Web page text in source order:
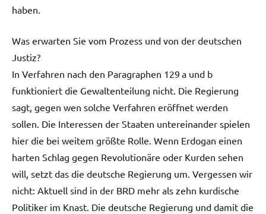
haben.
Was erwarten Sie vom Prozess und von der deutschen
Justiz?
In Verfahren nach den Paragraphen 129 a und b
funktioniert die Gewaltenteilung nicht. Die Regierung
sagt, gegen wen solche Verfahren eröffnet werden
sollen. Die Interessen der Staaten untereinander spielen
hier die bei weitem größte Rolle. Wenn Erdogan einen
harten Schlag gegen Revolutionäre oder Kurden sehen
will, setzt das die deutsche Regierung um. Vergessen wir
nicht: Aktuell sind in der BRD mehr als zehn kurdische
Politiker im Knast. Die deutsche Regierung und damit die